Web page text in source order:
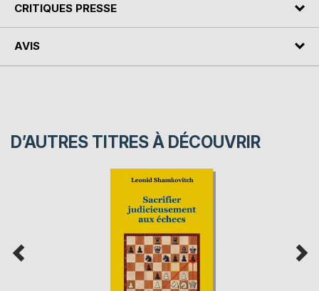
CRITIQUES PRESSE
AVIS
D’AUTRES TITRES À DÉCOUVRIR